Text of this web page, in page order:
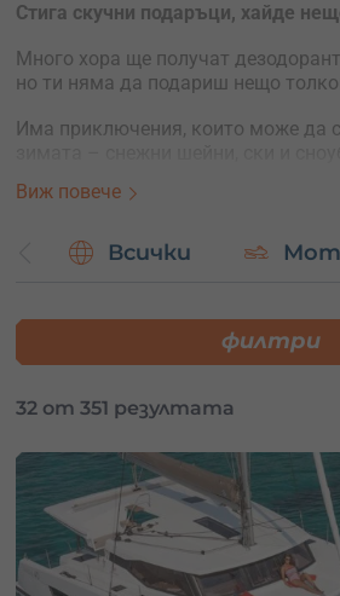
Стига скучни подаръци, хайде
Много хора ще получат
но ти няма да подариш нещо
Има приключения, които може да
пейнтбол, авиосимулатор, картинг.
получателят ще може да си избере
Виж повече
Всички
филтри
32 от 351 резултата